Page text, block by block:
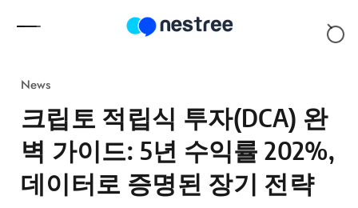
News
크립토 적립식 투자(DCA) 완
벽 가이드: 5년 수익률 202%,
데이터로 증명된 장기 전략